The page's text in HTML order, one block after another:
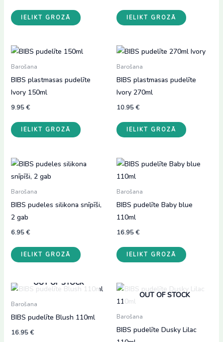
IELIKT GROZĀ IELIKT GROZĀ
Barošana
BIBS plastmasas pudelīte
Ivory 150ml
9.95€
IELIKT GROZĀ
Barošana
BIBS plastmasas pudelīte
Ivory 270ml
10.95€
IELIKT GROZĀ
Barošana
BIBS pudeles silikona snīpīši,
2 gab
6.95€
IELIKT GROZĀ
Barošana
BIBS pudelīte Baby blue
110ml
16.95€
IELIKT GROZĀ
OUT OF STOCK
Barošana
BIBS pudelīte Blush 110ml
16.95€
OUT OF STOCK
Barošana
BIBS pudelīte Dusky Lilac